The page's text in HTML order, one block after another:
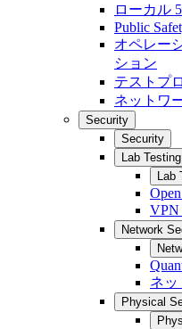
ローカル
Public
オペレー
ション
テストプ
ネットワ
Security
Security
Lab
Lab
VPN
Network
ネッ
Physical